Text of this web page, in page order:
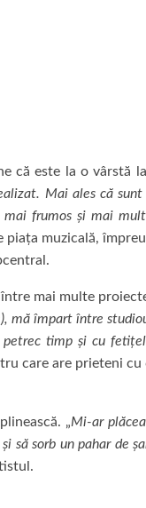
că este la o vârstă
Mai ales că
mai frumos și mai
muzicală,
mai multe
mă împart între
petrec timp și cu
care are prieteni
„Mi-ar
să sorb un pahar de